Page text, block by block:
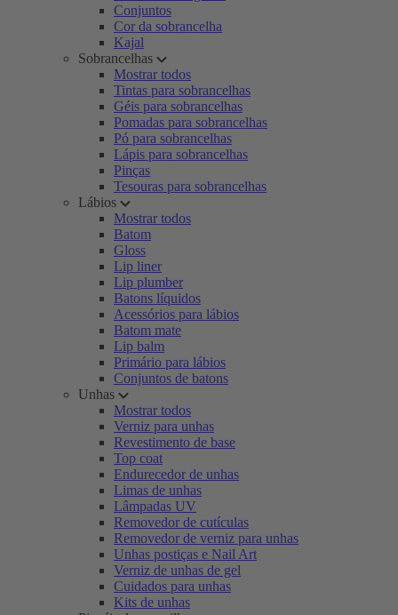
Conjuntos
Cor da sobrancelha
Kajal
Sobrancelhas
Mostrar todos
Tintas para sobrancelhas
Géis para sobrancelhas
Pomadas para sobrancelhas
Pó para sobrancelhas
Lápis para sobrancelhas
Pinças
Tesouras para sobrancelhas
Lábios
Mostrar todos
Batom
Gloss
Lip liner
Lip plumber
Batons líquidos
Acessórios para lábios
Batom mate
Lip balm
Primário para lábios
Conjuntos de batons
Unhas
Mostrar todos
Verniz para unhas
Revestimento de base
Top coat
Endurecedor de unhas
Limas de unhas
Lâmpadas UV
Removedor de cutículas
Removedor de verniz para unhas
Unhas postiças e Nail Art
Verniz de unhas de gel
Cuidados para unhas
Kits de unhas